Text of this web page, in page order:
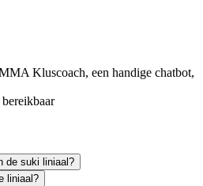
Kluscoach, een handige chatbot,
de suki liniaal?
liniaal?